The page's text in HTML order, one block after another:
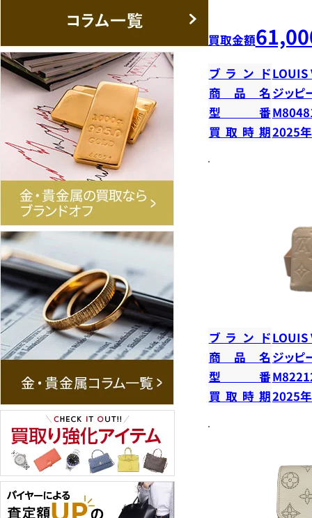
買取金額
ブランドLOUIS
商品名 ジッピ
型番
買取時期2025
ブランドLOUIS
商品名 ジッピ
型番
買取時期2025